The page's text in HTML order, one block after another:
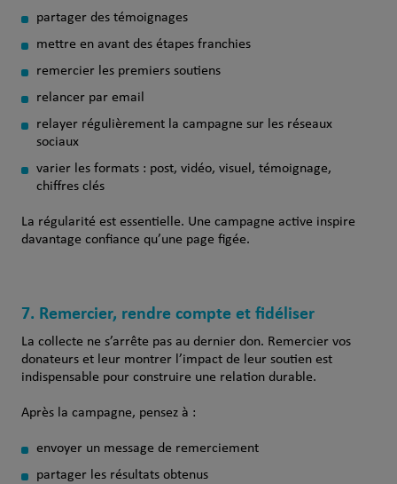
partager des témoignages
mettre en avant des étapes franchies
remercier les premiers soutiens
relancer par email
relayer régulièrement la campagne sur les réseaux
sociaux
varier les formats : post, vidéo, visuel, témoignage,
chiffres clés
La régularité est essentielle. Une campagne active inspire
davantage confiance qu’une page figée.
7. Remercier, rendre compte et fidéliser
La collecte ne s’arrête pas au dernier don. Remercier vos
donateurs et leur montrer l’impact de leur soutien est
indispensable pour construire une relation durable.
Après la campagne, pensez à :
envoyer un message de remerciement
partager les résultats obtenus